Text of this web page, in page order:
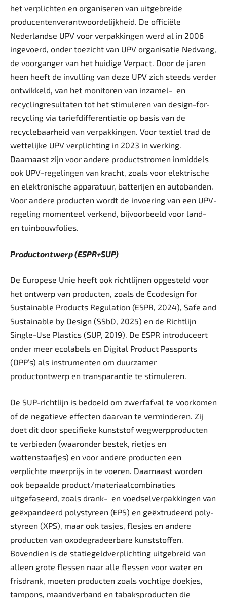
het verplichten en organiseren van uitgebreide
producentenverantwoordelijkheid. De officiële
Nederlandse UPV voor verpakkingen werd al in 2006
ingevoerd, onder toezicht van UPV organisatie Nedvang,
de voorganger van het huidige Verpact. Door de jaren
heen heeft de invulling van deze UPV zich steeds verder
ontwikkeld, van het monitoren van inzamel- en
recyclingresultaten tot het stimuleren van design-for-
recycling via tariefdifferentiatie op basis van de
recyclebaarheid van verpakkingen. Voor textiel trad de
wettelijke UPV verplichting in 2023 in werking.
Daarnaast zijn voor andere productstromen inmiddels
ook UPV-regelingen van kracht, zoals voor elektrische
en elektronische apparatuur, batterijen en autobanden.
Voor andere producten wordt de invoering van een UPV-
regeling momenteel verkend, ­bijvoorbeeld voor land-
en tuinbouwfolies.
Productontwerp (ESPR+SUP)
De Europese Unie heeft ook richtlijnen opgesteld voor
het ontwerp van producten, zoals de Ecodesign for
Sustainable Products Regulation (ESPR, 2024), Safe and
Sustainable by Design (SSbD, 2025) en de Richtlijn
Single-Use Plastics (SUP, 2019). De ESPR introduceert
onder meer ecolabels en Digital Product Passports
(DPP’s) als instrumenten om duurzamer
productontwerp en transparantie te stimuleren.
De SUP-richtlijn is bedoeld om zwerfafval te voorkomen
of de negatieve effecten daarvan te verminderen. Zij
doet dit door specifieke kunststof wegwerpproducten
te verbieden (waaronder bestek, rietjes en
wattenstaafjes) en voor andere producten een
verplichte meerprijs in te voeren. Daarnaast worden
ook bepaalde product/materiaalcombinaties
uitgefaseerd, zoals drank- en voedselverpakkingen van
geëxpandeerd polystyreen (EPS) en geëxtrudeerd poly­
styreen (XPS), maar ook tasjes, flesjes en andere
producten van oxodegradeerbare kunststoffen.
Bovendien is de statiegeldverplichting uitgebreid van
alleen grote flessen naar alle flessen voor water en
frisdrank, moeten producten zoals vochtige doekjes,
tampons, maandverband en tabaksproducten die